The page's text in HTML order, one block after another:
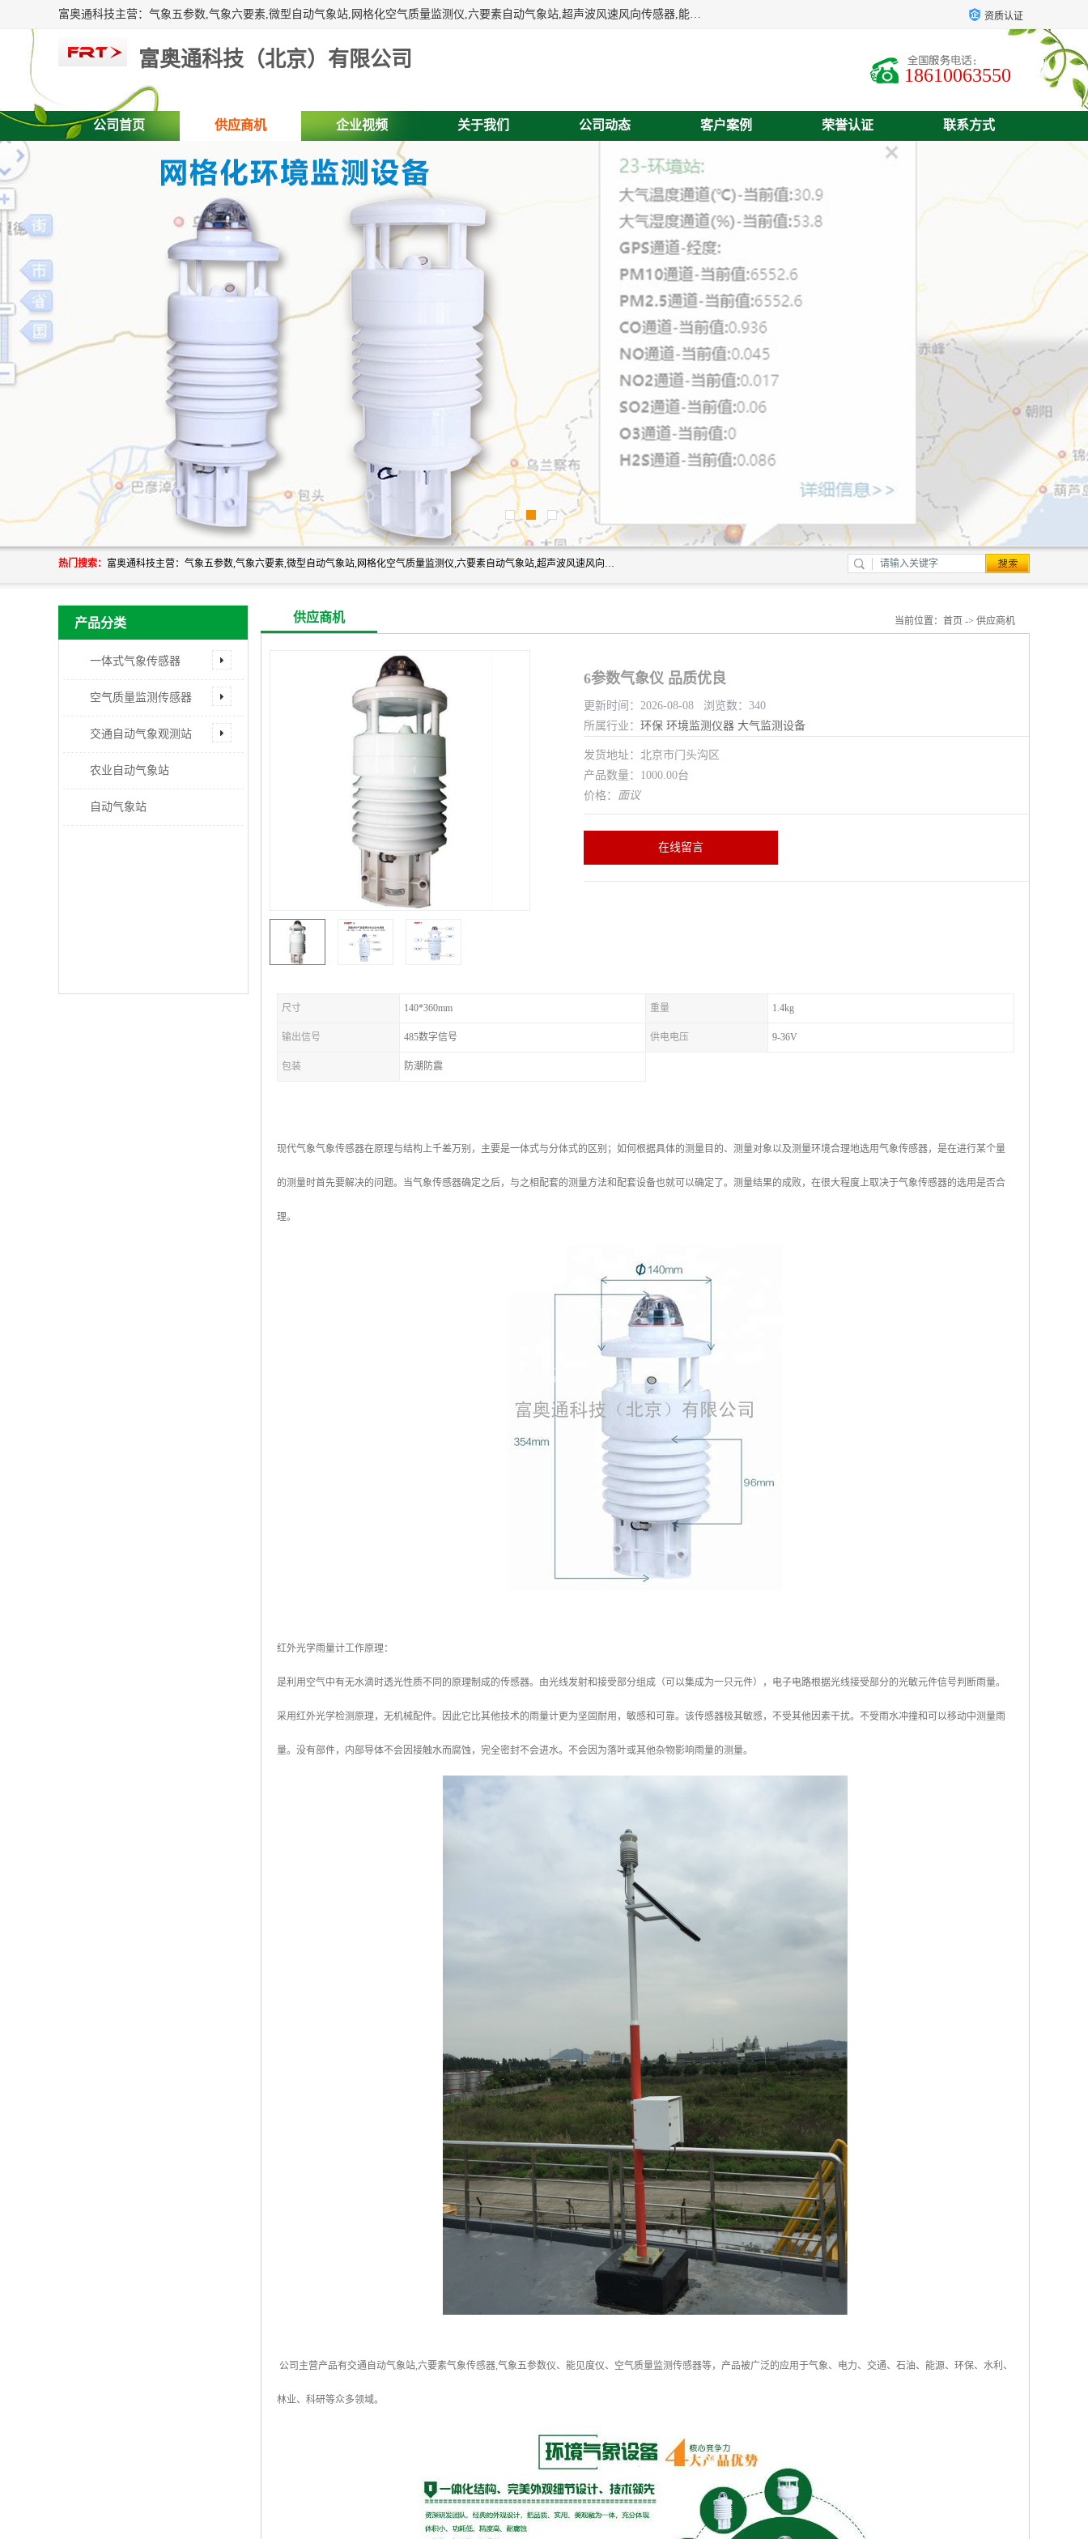
富奥通科技主营：气象五参数,气象六要素,微型自动气象站,网格化空气质量监测仪,六要素自动气象站,超声波风速风向传感器,能见度仪,大气微型站,交通自动气象站,高速路面结冰监测,路面状况传感器等。 资质认证
富奥通科技（北京）有限公司
18610063550
公司首页 供应商机 企业视频 关于我们 公司动态 客户案例 荣誉认证 联系方式
热门搜索： 富奥通科技主营：气象五参数,气象六要素,微型自动气象站,网格化空气质量监测仪,六要素自动气象站,超声波风速风向传感器,能见度仪,大气微型站,交通自动气象站,高速路面结冰监测,路面状况传感器等。
产品分类
一体式气象传感器
空气质量监测传感器
交通自动气象观测站
农业自动气象站
自动气象站
供应商机 当前位置： 首页 -> 供应商机
6参数气象仪 品质优良
更新时间：2026-08-08 浏览数：340
所属行业： 环保 环境监测仪器 大气监测设备
发货地址：北京市门头沟区
产品数量：1000.00台
价格： 面议
在线留言
尺寸 140*360mm 重量 1.4kg
输出信号 485数字信号 供电电压 9-36V
包装 防潮防震
现代气象气象传感器在原理与结构上千差万别，主要是一体式与分体式的区别；如何根据具体的测量目的、测量对象以及测量环境合理地选用气象传感器，是在进行某个量
的测量时首先要解决的问题。当气象传感器确定之后，与之相配套的测量方法和配套设备也就可以确定了。测量结果的成败，在很大程度上取决于气象传感器的选用是否合
理。
红外光学雨量计工作原理：
是利用空气中有无水滴时透光性质不同的原理制成的传感器。由光线发射和接受部分组成（可以集成为一只元件），电子电路根据光线接受部分的光敏元件信号判断雨量。
采用红外光学检测原理，无机械配件。因此它比其他技术的雨量计更为坚固耐用，敏感和可靠。该传感器极其敏感，不受其他因素干扰。不受雨水冲撞和可以移动中测量雨
量。没有部件，内部导体不会因接触水而腐蚀，完全密封不会进水。不会因为落叶或其他杂物影响雨量的测量。
公司主营产品有交通自动气象站,六要素气象传感器,气象五参数仪、能见度仪、空气质量监测传感器等，产品被广泛的应用于气象、电力、交通、石油、能源、环保、水利、
林业、科研等众多领域。